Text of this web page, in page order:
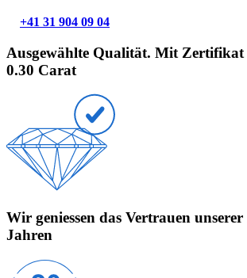
+41 31 904 09 04
Ausgewählte Qualität. Mit
0.30 Carat
Wir geniessen das Vertrauen
Jahren